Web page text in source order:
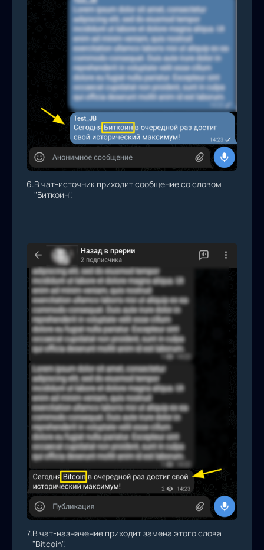
6.В чат-источник приходит сообщение со словом
"Биткоин".
7.В чат-назначение приходит замена этого слова
"Bitcoin".